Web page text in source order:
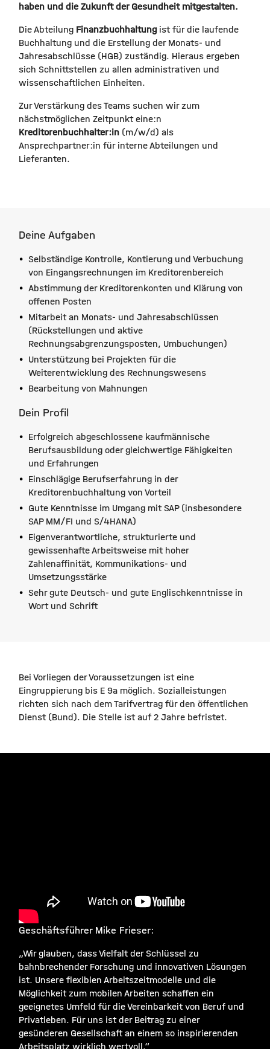
haben und die Zukunft der Gesundheit mitgestalten.
Die Abteilung Finanzbuchhaltung ist für die laufende
Buchhaltung und die Erstellung der Monats- und
Jahresabschlüsse (HGB) zuständig. Hieraus ergeben
sich Schnittstellen zu allen administrativen und
wissenschaftlichen Einheiten.
Zur Verstärkung des Teams suchen wir zum
nächstmöglichen Zeitpunkt eine:n
Kreditorenbuchhalter:in (m/w/d) als
Ansprechpartner:in für interne Abteilungen und
Lieferanten.
Deine Aufgaben
Selbständige Kontrolle, Kontierung und Verbuchung
von Eingangsrechnungen im Kreditorenbereich
Abstimmung der Kreditorenkonten und Klärung von
offenen Posten
Mitarbeit an Monats- und Jahresabschlüssen
(Rückstellungen und aktive
Rechnungsabgrenzungsposten, Umbuchungen)
Unterstützung bei Projekten für die
Weiterentwicklung des Rechnungswesens
Bearbeitung von Mahnungen
Dein Profil
Erfolgreich abgeschlossene kaufmännische
Berufsausbildung oder gleichwertige Fähigkeiten
und Erfahrungen
Einschlägige Berufserfahrung in der
Kreditorenbuchhaltung von Vorteil
Gute Kenntnisse im Umgang mit SAP (insbesondere
SAP MM/FI und S/4HANA)
Eigenverantwortliche, strukturierte und
gewissenhafte Arbeitsweise mit hoher
Zahlenaffinität, Kommunikations- und
Umsetzungsstärke
Sehr gute Deutsch- und gute Englischkenntnisse in
Wort und Schrift
Bei Vorliegen der Voraussetzungen ist eine
Eingruppierung bis E 9a möglich. Sozialleistungen
richten sich nach dem Tarifvertrag für den öffentlichen
Dienst (Bund). Die Stelle ist auf 2 Jahre befristet.
Geschäftsführer Mike Frieser:
„Wir glauben, dass Vielfalt der Schlüssel zu
bahnbrechender Forschung und innovativen Lösungen
ist. Unsere flexiblen Arbeitszeitmodelle und die
Möglichkeit zum mobilen Arbeiten schaffen ein
geeignetes Umfeld für die Vereinbarkeit von Beruf und
Privatleben. Für uns ist der Beitrag zu einer
gesünderen Gesellschaft an einem so inspirierenden
Arbeitsplatz wirklich wertvoll.“